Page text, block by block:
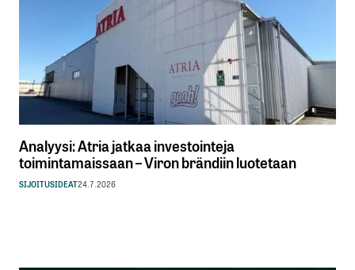
Analyysi: Atria jatkaa investointeja
toimintamaissaan – Viron brändiin luotetaan
SIJOITUSIDEAT24.7.2026